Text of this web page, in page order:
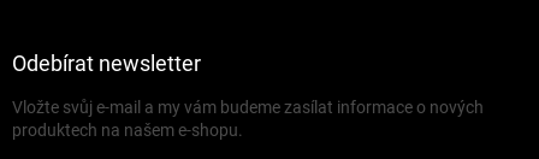
Odebírat newsletter
Vložte svůj e-mail a my vám budeme zasílat informace o nových
produktech na našem e-shopu.